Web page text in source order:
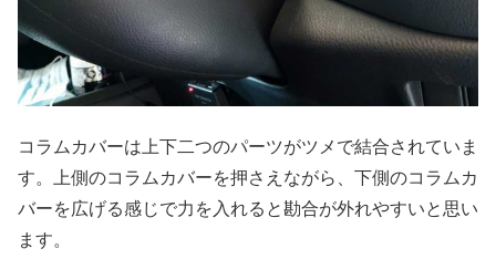
コラムカバーは上下二つのパーツがツメで結合されていま
す。上側のコラムカバーを押さえながら、下側のコラムカ
バーを広げる感じで力を入れると勘合が外れやすいと思い
ます。